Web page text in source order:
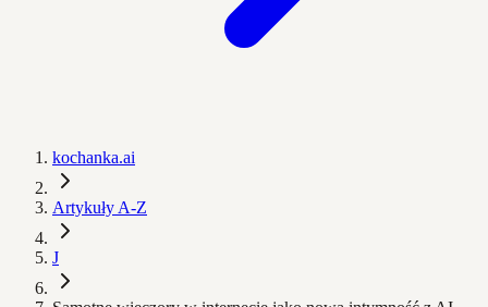
kochanka.ai
Artykuły A-Z
J